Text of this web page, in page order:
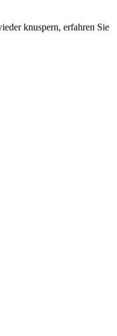
knuspern, erfahren Sie